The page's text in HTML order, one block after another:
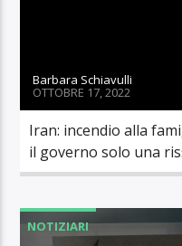
Barbara Schiavulli
OTTOBRE 17, 2022
Iran: incendio alla
il governo solo una
NOTIZIARI